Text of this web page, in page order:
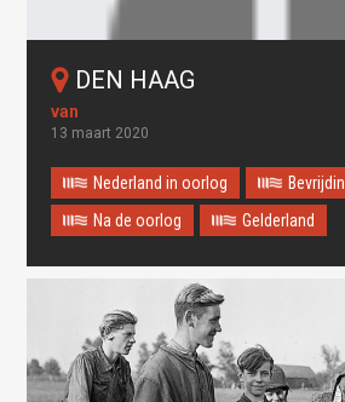
Oops!
This page didn't load Google Maps
JavaScript console for
DEN HAAG
13 maart 2020
Nederland in oorlog
Na de oorlog
Gelderland